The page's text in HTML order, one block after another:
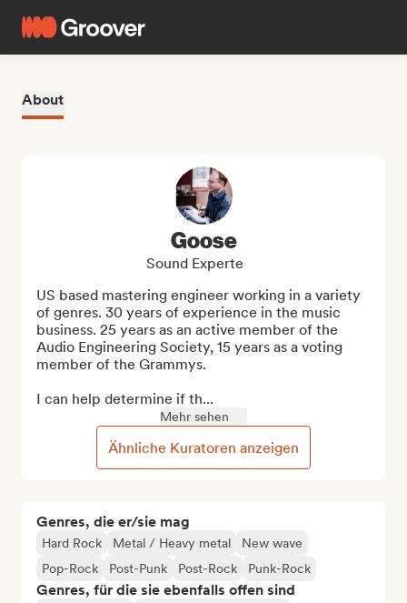
About
Genres, die er/sie mag
Hard Rock Metal / Heavy metal
New wave
Pop-Rock
Post-Punk Post-Rock Punk-Rock
Genres, für die sie ebenfalls offen sind
Goose
Sound Experte
US based mastering engineer working in a variety
of genres. 30 years of experience in the music
business. 25 years as an active member of the
Audio Engineering Society, 15 years as a voting
member of the Grammys.
I can help determine if th...
Mehr sehen
Ähnliche Kuratoren anzeigen